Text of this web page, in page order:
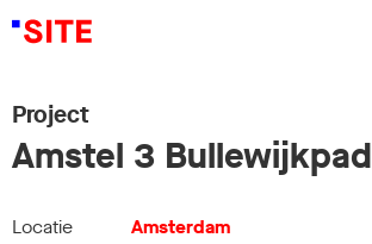
Project
Amstel 3 Bullewijkpad
Locatie
Amsterdam